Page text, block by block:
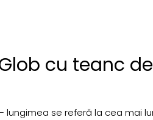
cu teanc
lungimea se referă la cea mai